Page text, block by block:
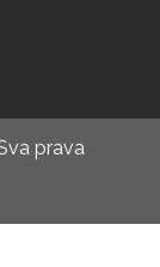
prava